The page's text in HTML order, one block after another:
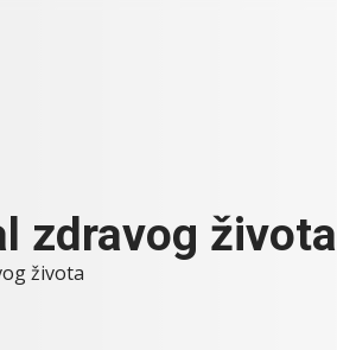
zdravog života
života